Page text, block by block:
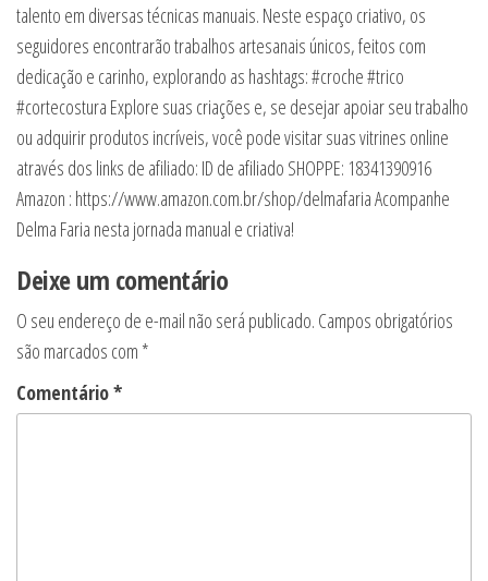
talento em diversas técnicas manuais. Neste espaço criativo, os
seguidores encontrarão trabalhos artesanais únicos, feitos com
dedicação e carinho, explorando as hashtags: #croche #trico
#cortecostura Explore suas criações e, se desejar apoiar seu trabalho
ou adquirir produtos incríveis, você pode visitar suas vitrines online
através dos links de afiliado: ID de afiliado SHOPPE: 18341390916
Amazon : https://www.amazon.com.br/shop/delmafaria Acompanhe
Delma Faria nesta jornada manual e criativa!
Deixe um comentário
O seu endereço de e-mail não será publicado. Campos obrigatórios
são marcados com *
Comentário*